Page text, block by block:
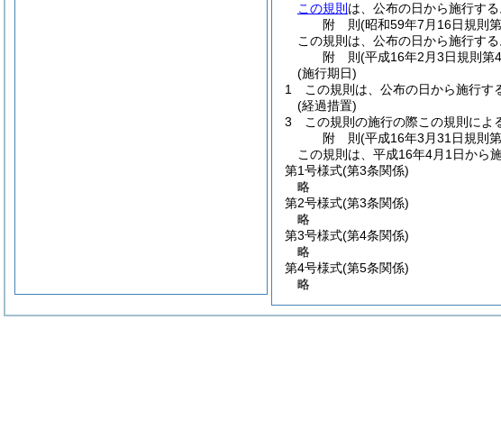
この規則 は、公布の日から施行する
附 則(昭和59年7月16日規則
この規則は、公布の日から施行する
附 則(平成16年2月3日規則第
(施行期日)
1
この規則は、公布の日から施行す
(経過措置)
3
この規則の施行の際この規則によ
附 則(平成16年3月31日規則
この規則は、平成16年4月1日から施
第1号様式(第3条関係)
略
第2号様式(第3条関係)
略
第3号様式(第4条関係)
略
第4号様式(第5条関係)
略